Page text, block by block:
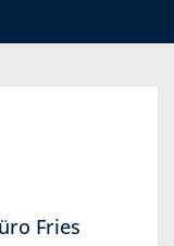
Fries